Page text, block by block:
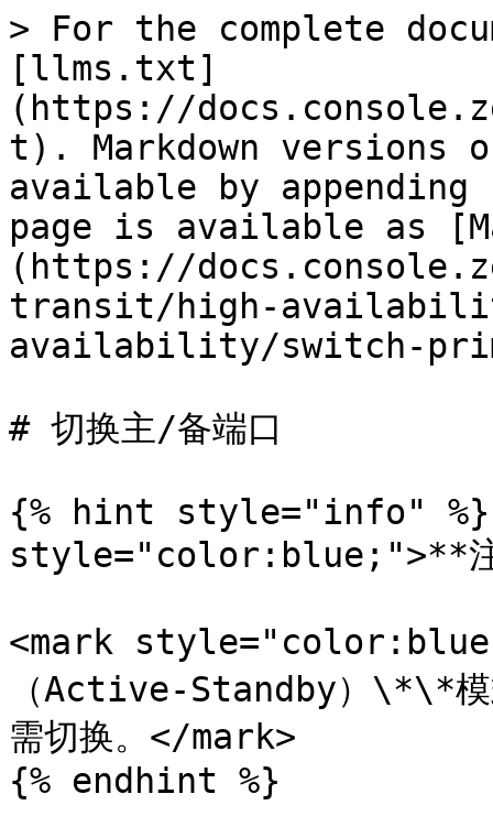
> For the complete
[llms.txt]
(https://
t). Markdown versions
available by
page is available as
(https://
transit/high-
availability/switch-
# 切换主/备端口
{% hint style="info" %}
style="color:blue;">**
<mark
（Active-Standby）\*\*模
需切换。</mark>
{% endhint %}